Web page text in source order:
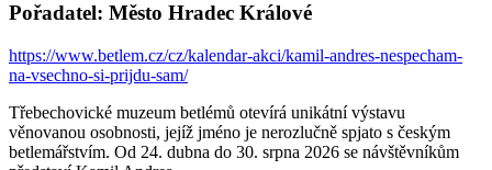
Pořadatel: Město Hradec Králové
https://www.betlem.cz/cz/kalendar-akci/kamil-andres-nespecham-
na-vsechno-si-prijdu-sam/
Třebechovické muzeum betlémů otevírá unikátní výstavu
věnovanou osobnosti, jejíž jméno je nerozlučně spjato s českým
betlemářstvím. Od 24. dubna do 30. srpna 2026 se návštěvníkům